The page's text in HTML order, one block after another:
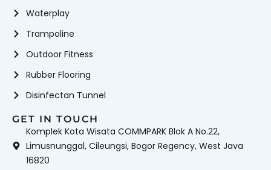
Waterplay
Trampoline
Outdoor Fitness
Rubber Flooring
Disinfectan Tunnel
GET IN TOUCH
Komplek Kota Wisata COMMPARK Blok A No.22,
Limusnunggal, Cileungsi, Bogor Regency, West Java
16820